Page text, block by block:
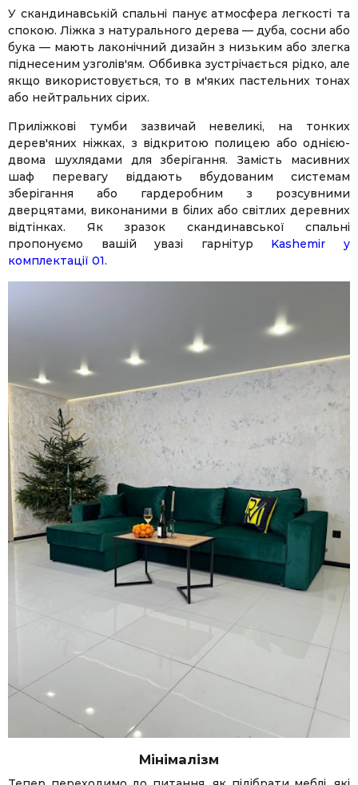
У скандинавській спальні панує атмосфера легкості та
спокою. Ліжка з натурального дерева — дуба, сосни або
бука — мають лаконічний дизайн з низьким або злегка
піднесеним узголів'ям. Оббивка зустрічається рідко, але
якщо використовується, то в м'яких пастельних тонах
або нейтральних сірих.
Приліжкові тумби зазвичай невеликі, на тонких
дерев'яних ніжках, з відкритою полицею або однією-
двома шухлядами для зберігання. Замість масивних
шаф перевагу віддають вбудованим системам
зберігання або гардеробним з розсувними
дверцятами, виконаними в білих або світлих деревних
відтінках. Як зразок скандинавської спальні
пропонуємо вашій увазі гарнітур Kashemir у
комплектації 01.
Мінімалізм